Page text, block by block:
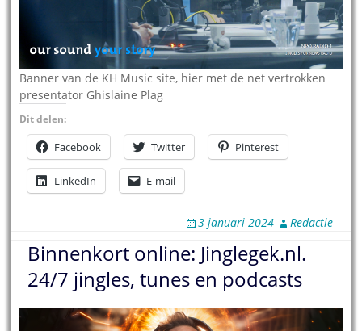
Banner van de KH Music site, hier met de net vertrokken
presentator Ghislaine Plag
Dit delen:
Facebook Twitter Pinterest
LinkedIn E-mail
3 januari 2024 Redactie
Binnenkort online: Jinglegek.nl.
24/7 jingles, tunes en podcasts